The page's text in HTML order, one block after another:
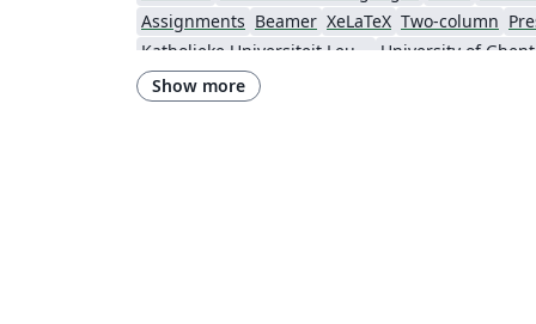
Assignments Beamer XeLaTeX Two-column
Katholieke Universiteit Leuven (KU Leuven)
Carmelcollege Emmen
Show more